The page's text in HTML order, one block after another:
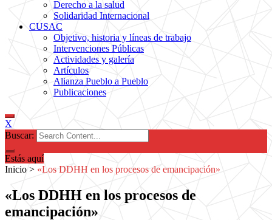
Derecho a la salud
Solidaridad Internacional
CUSAC
Objetivo, historia y líneas de trabajo
Intervenciones Públicas
Actividades y galería
Artículos
Alianza Pueblo a Pueblo
Publicaciones
X
Buscar:
Estás aquí
Inicio > «Los DDHH en los procesos de emancipación»
«Los DDHH en los procesos de
emancipación»